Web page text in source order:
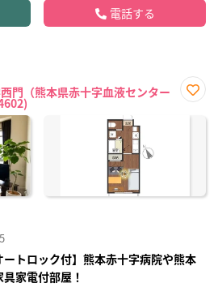
電話する
門（熊本県赤十字血液センター
に入
ートロック付】熊本赤十字病院や熊本
家電付部屋！